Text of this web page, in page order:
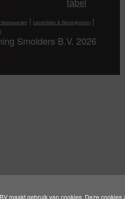
maakt gebruik van cookies. Deze cookies
| Levertijden & Bezorgkosten |
Smolders B.V. 2026